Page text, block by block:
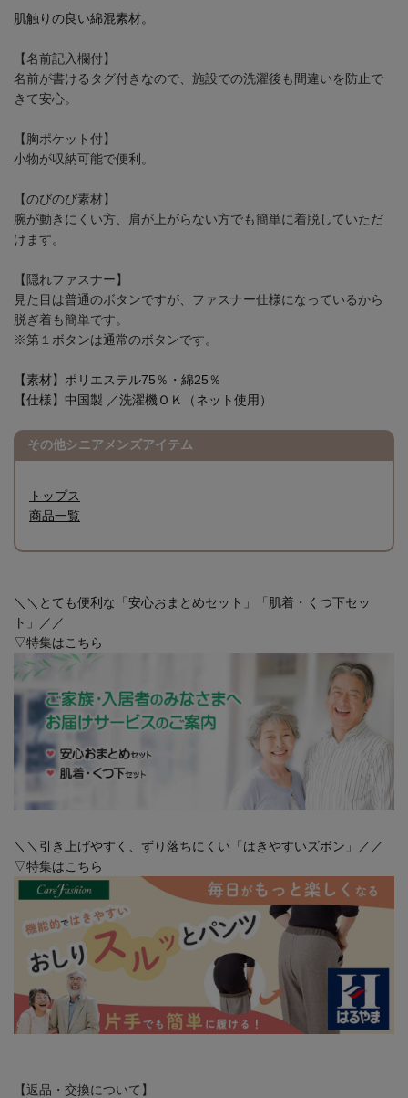
肌触りの良い綿混素材。
【名前記入欄付】
名前が書けるタグ付きなので、施設での洗濯後も間違いを防止で
きて安心。
【胸ポケット付】
小物が収納可能で便利。
【のびのび素材】
腕が動きにくい方、肩が上がらない方でも簡単に着脱していただ
けます。
【隠れファスナー】
見た目は普通のボタンですが、ファスナー仕様になっているから
脱ぎ着も簡単です。
※第１ボタンは通常のボタンです。
【素材】ポリエステル75％・綿25％
【仕様】中国製 ／洗濯機ＯＫ（ネット使用）
その他シニアメンズアイテム
トップス
商品一覧
＼＼とても便利な「安心おまとめセット」「肌着・くつ下セッ
ト」／／
▽特集はこちら
＼＼引き上げやすく、ずり落ちにくい「はきやすいズボン」／／
▽特集はこちら
【返品・交換について】